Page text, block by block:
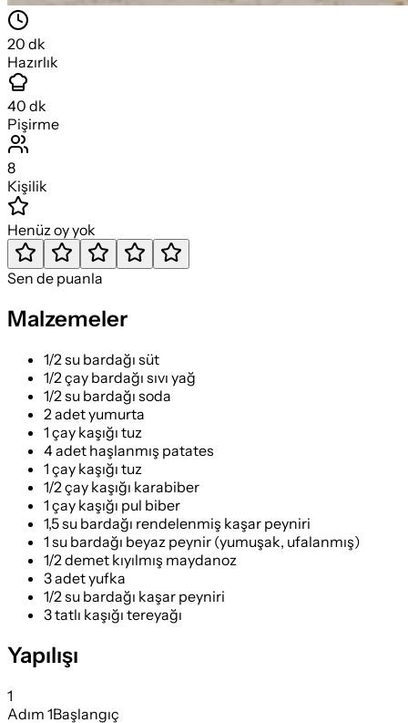
20 dk
Hazırlık
40 dk
Pişirme
8
Kişilik
Henüz oy yok
Sen de puanla
Malzemeler
1/2 su bardağı süt
1/2 çay bardağı sıvı yağ
1/2 su bardağı soda
2 adet yumurta
1 çay kaşığı tuz
4 adet haşlanmış patates
1 çay kaşığı tuz
1/2 çay kaşığı karabiber
1 çay kaşığı pul biber
1,5 su bardağı rendelenmiş kaşar peyniri
1 su bardağı beyaz peynir (yumuşak, ufalanmış)
1/2 demet kıyılmış maydanoz
3 adet yufka
1/2 su bardağı kaşar peyniri
3 tatlı kaşığı tereyağı
Yapılışı
1
Adım 1Başlangıç